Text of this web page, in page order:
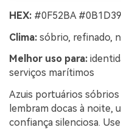
HEX: #0F52BA
Clima: sóbrio, refinado,
Melhor uso para:
serviços marítimos
Azuis portuários
lembram docas à noite,
confiança silenciosa.